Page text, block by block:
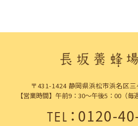
〒431-1424 静岡県浜松市浜名区
【営業時間】午前9：30～午後5：00（毎
TEL：0120-